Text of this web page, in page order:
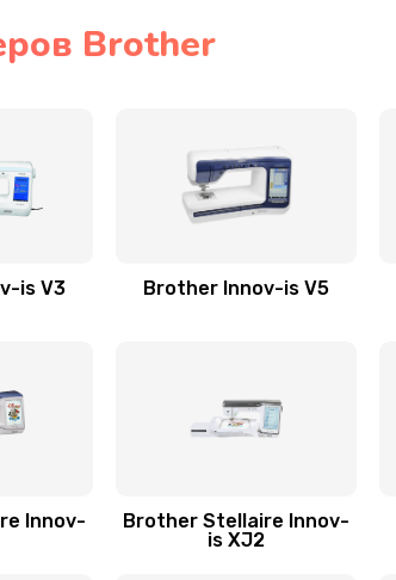
Brother
is V3 Brother Innov-is V5
Innov-
Brother Stellaire Innov-
is XJ2